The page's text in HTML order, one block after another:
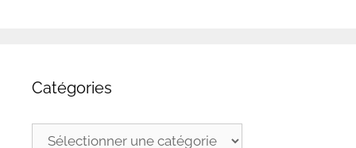
Catégories
Catégories